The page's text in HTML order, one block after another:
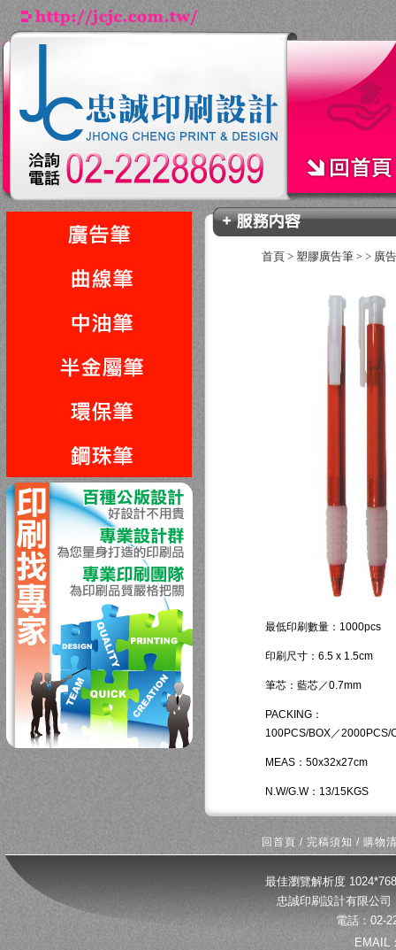
首頁 > 塑膠廣告筆 > > 廣
最低印刷數量：1000pcs
印刷尺寸：6.5 x 1.5cm
筆芯：藍芯／0.7mm
PACKING：
100PCS/BOX／2000PCS/
MEAS：50x32x27cm
N.W/G.W：13/15KGS
回首頁 /完稿須知 /購物
最佳瀏覽解析度
忠誠印刷設計有限公
電話：02-
EMAIL